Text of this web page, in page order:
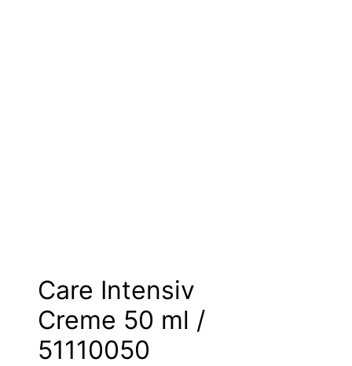
Care Intensiv
Creme 50 ml /
51110050